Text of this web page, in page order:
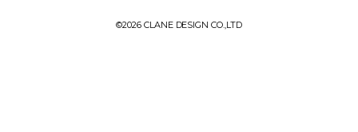
©2026 CLANE DESIGN CO.,LTD